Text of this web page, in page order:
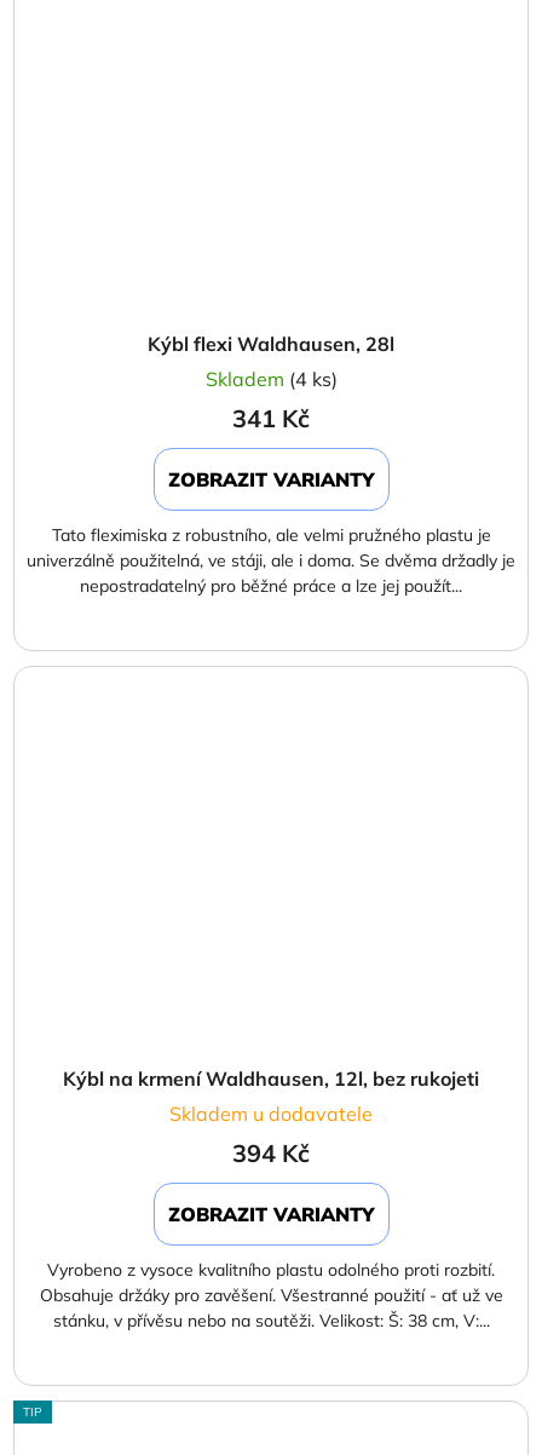
Kýbl flexi Waldhausen, 28l
Skladem (4 ks)
341 Kč
ZOBRAZIT VARIANTY
Tato fleximiska z robustního, ale velmi pružného plastu je
univerzálně použitelná, ve stáji, ale i doma. Se dvěma držadly je
nepostradatelný pro běžné práce a lze jej použít...
Kýbl na krmení Waldhausen, 12l, bez rukojeti
Skladem u dodavatele
394 Kč
ZOBRAZIT VARIANTY
Vyrobeno z vysoce kvalitního plastu odolného proti rozbití.
Obsahuje držáky pro zavěšení. Všestranné použití - ať už ve
stánku, v přívěsu nebo na soutěži. Velikost: Š: 38 cm, V:...
TIP